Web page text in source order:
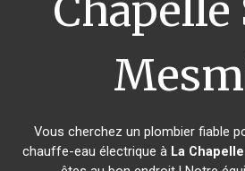
Chapelle
Vous cherchez un plombier fiable
chauffe-eau électrique à La